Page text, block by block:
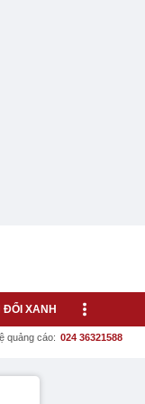
ĐỔI XANH
quảng cáo: 024 36321588